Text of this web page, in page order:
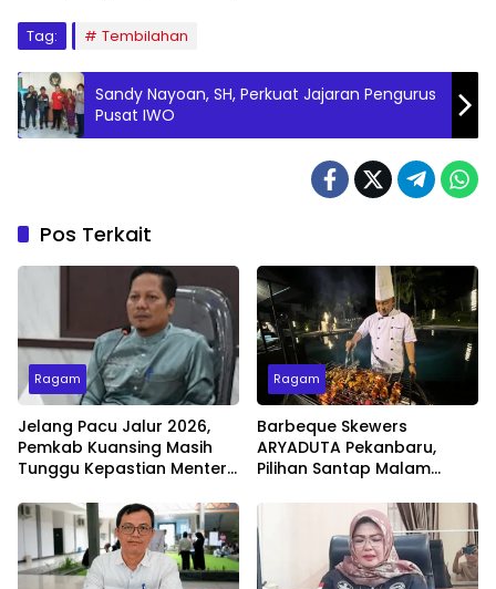
Tag: Tembilahan
Sandy Nayoan, SH, Perkuat Jajaran Pengurus
Pusat IWO
Pos Terkait
Ragam
Jelang Pacu Jalur 2026,
Pemkab Kuansing Masih
Tunggu Kepastian Menteri
Ragam
Barbeque Skewers
ARYADUTA Pekanbaru,
Pilihan Santap Malam